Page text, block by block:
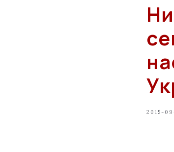
2015-